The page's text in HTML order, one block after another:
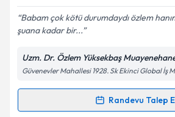
E-posta Adresiniz
Kişisel verilerimin işlenmesine
Metni'ni okudum ve kişisel
kapsamda işlenmesini kabul
Babam çok kötü durumdaydı özlem
şuana kadar bir...
Uzm. Dr. Özlem Yüksekbaş
Güvenevler Mahallesi 1928. Sk Ekinci Global İş
Randevu Talep
Randevu Takvimi Talebi